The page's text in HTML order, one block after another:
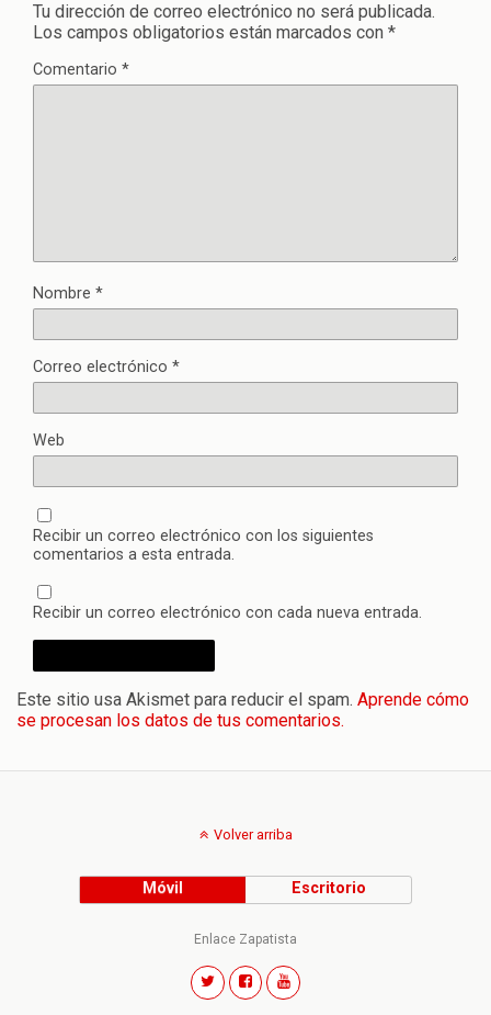
Tu dirección de correo electrónico no será publicada.
Los campos obligatorios están marcados con *
Comentario *
Nombre *
Correo electrónico *
Web
Recibir un correo electrónico con los siguientes
comentarios a esta entrada.
Recibir un correo electrónico con cada nueva entrada.
Este sitio usa Akismet para reducir el spam. Aprende cómo
se procesan los datos de tus comentarios.
Volver arriba
Móvil Escritorio
Enlace Zapatista